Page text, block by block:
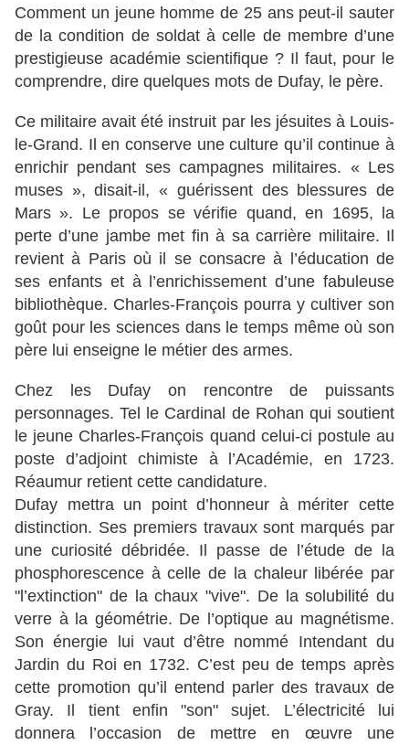
Comment un jeune homme de 25 ans peut-il sauter
de la condition de soldat à celle de membre d’une
prestigieuse académie scientifique ? Il faut, pour le
comprendre, dire quelques mots de Dufay, le père.
Ce militaire avait été instruit par les jésuites à Louis-
le-Grand. Il en conserve une culture qu’il continue à
enrichir pendant ses campagnes militaires. « Les
muses », disait-il, « guérissent des blessures de
Mars ». Le propos se vérifie quand, en 1695, la
perte d’une jambe met fin à sa carrière militaire. Il
revient à Paris où il se consacre à l’éducation de
ses enfants et à l’enrichissement d’une fabuleuse
bibliothèque. Charles-François pourra y cultiver son
goût pour les sciences dans le temps même où son
père lui enseigne le métier des armes.
Chez les Dufay on rencontre de puissants
personnages. Tel le Cardinal de Rohan qui soutient
le jeune Charles-François quand celui-ci postule au
poste d’adjoint chimiste à l’Académie, en 1723.
Réaumur retient cette candidature.
Dufay mettra un point d’honneur à mériter cette
distinction. Ses premiers travaux sont marqués par
une curiosité débridée. Il passe de l’étude de la
phosphorescence à celle de la chaleur libérée par
"l’extinction" de la chaux "vive". De la solubilité du
verre à la géométrie. De l’optique au magnétisme.
Son énergie lui vaut d’être nommé Intendant du
Jardin du Roi en 1732. C’est peu de temps après
cette promotion qu’il entend parler des travaux de
Gray. Il tient enfin "son" sujet. L’électricité lui
donnera l’occasion de mettre en œuvre une